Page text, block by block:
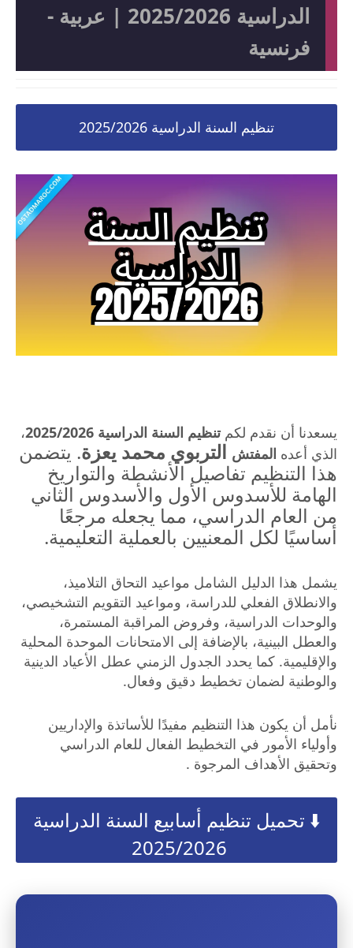
الدراسية 2025/2026 | عربية -
فرنسية
تنظيم السنة الدراسية 2025/2026
يسعدنا أن نقدم لكمتنظيم السنة الدراسية 2025/2026
،
الذي أعده المفتش التربوي محمد يعزة. يتضمن
هذا التنظيم تفاصيل الأنشطة والتواريخ
الهامة للأسدوس الأول والأسدوس الثاني
من العام الدراسي، مما يجعله مرجعًا
أساسيًا لكل المعنيين بالعملية التعليمية.
يشمل هذا الدليل الشامل مواعيد التحاق التلاميذ،
والانطلاق الفعلي للدراسة، ومواعيد التقويم التشخيصي،
والوحدات الدراسية، وفروض المراقبة المستمرة،
والعطل البينية، بالإضافة إلى الامتحانات الموحدة المحلية
والإقليمية. كما يحدد الجدول الزمني عطل الأعياد الدينية
والوطنية لضمان تخطيط دقيق وفعال.
نأمل أن يكون هذا التنظيم مفيدًا للأساتذة والإداريين
وأولياء الأمور في التخطيط الفعال للعام الدراسي
وتحقيق الأهداف المرجوة .
⬇️ تحميل تنظيم أسابيع السنة الدراسية
2025/2026